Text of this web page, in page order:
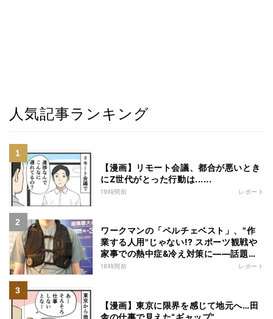
人気記事ランキング
【漫画】リモート会議、都合が悪いとき
にZ世代がとった行動は......
19時間前 レポート
ワークマンの「ペルチェベスト」、"作
業する人用"じゃない!? スポーツ観戦や
家事での熱中症&冷え対策に――話題の
商品を徹底検証
18時間前 レポート
【漫画】東京に限界を感じて地元へ…田
舎の仕事で見えた“ギャップ”